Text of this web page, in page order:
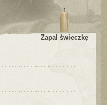
Zapal świeczkę